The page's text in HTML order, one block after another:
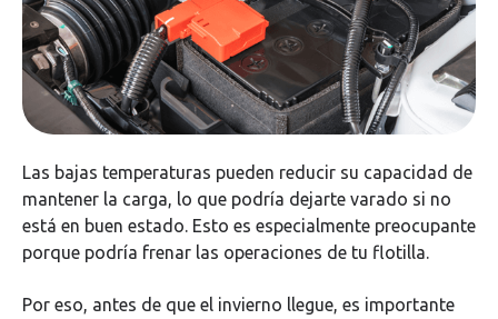
Las bajas temperaturas pueden reducir su capacidad de
mantener la carga, lo que podría dejarte varado si no
está en buen estado. Esto es especialmente preocupante
porque podría frenar las operaciones de tu flotilla.
Por eso, antes de que el invierno llegue, es importante